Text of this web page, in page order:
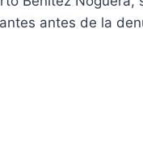
antes de la